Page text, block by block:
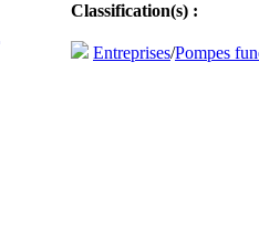
Classification(s) :
Entreprises/Pompes